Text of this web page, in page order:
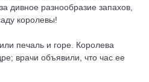
дивное разнообразие запахов,
королевы!
печаль и горе. Королева
врачи объявили, что час ее